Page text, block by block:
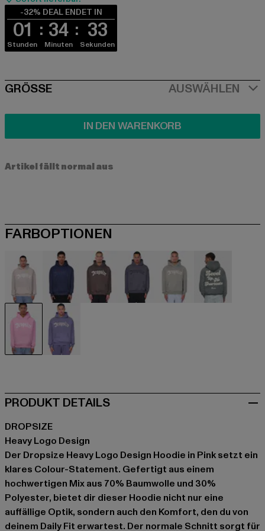
-32% DEAL ENDET IN
01
Stunden
34
Minuten
32
Sekunden
SIZE
GRÖSSE AUSWÄHLEN
IN DEN WARENKORB
Artikel fällt normal aus
FARBOPTIONEN
beige blau
PRODUKT DETAILS
DROPSIZE
Heavy Logo Design
Der Dropsize Heavy Logo Design Hoodie in Pink setzt ein
klares Colour-Statement. Gefertigt aus einem
hochwertigen Mix aus 70% Baumwolle und 30%
Polyester, bietet dir dieser Hoodie nicht nur eine
auffällige Optik, sondern auch den Komfort, den du von
deinem Daily Fit erwartest. Der normale Schnitt sorgt für